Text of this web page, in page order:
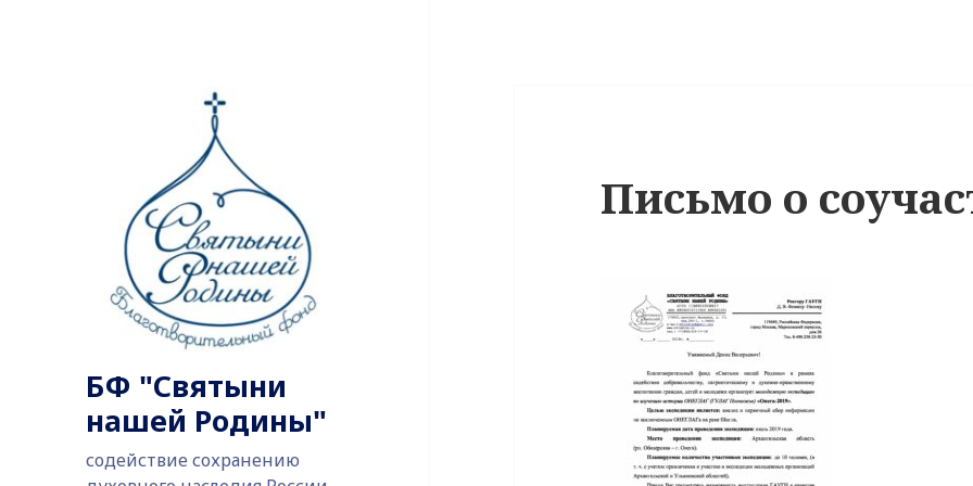
БФ "Святыни
нашей Родины"
содействие сохранению
Письмо о